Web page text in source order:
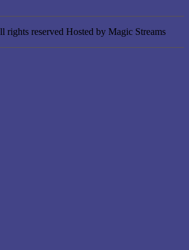
reserved Hosted by Magic Streams